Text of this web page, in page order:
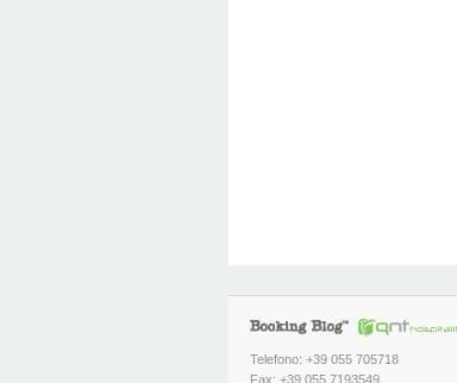
Telefono: +39 055 705718
Fax: +39 055 7193549